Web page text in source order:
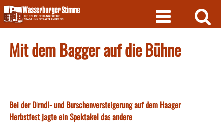
Skip
to
content
Mit dem Bagger auf die Bühne
Bei der Dirndl- und Burschenversteigerung auf dem Haager
Herbstfest jagte ein Spektakel das andere